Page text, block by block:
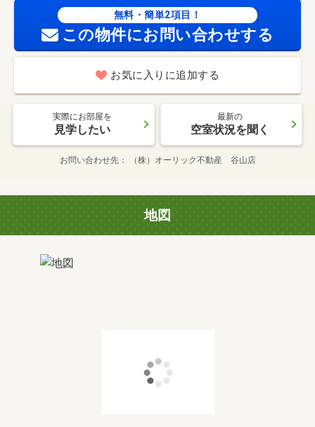
無料・簡単2項目！
この物件にお問い合わせする
お気に入りに追加する
実際にお部屋を
見学したい
最新の
空室状況を聞く
お問い合わせ先 （株）オーリック不動産 谷山店
地図